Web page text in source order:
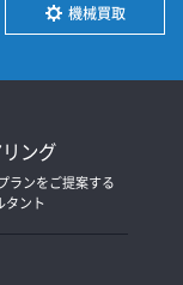
機械買取
ング
ランをご提案する
タント